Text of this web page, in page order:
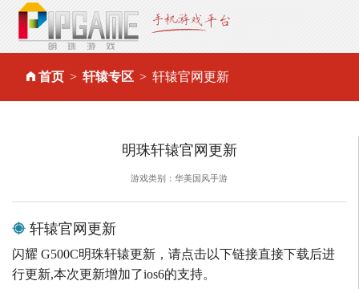
首页 轩辕专区 轩辕官网更新
明珠轩辕官网更新
游戏类别：华美国风手游
轩辕官网更新
闪耀 G500C明珠轩辕更新，请点击以下链接直接下载后进
行更新,本次更新增加了ios6的支持。